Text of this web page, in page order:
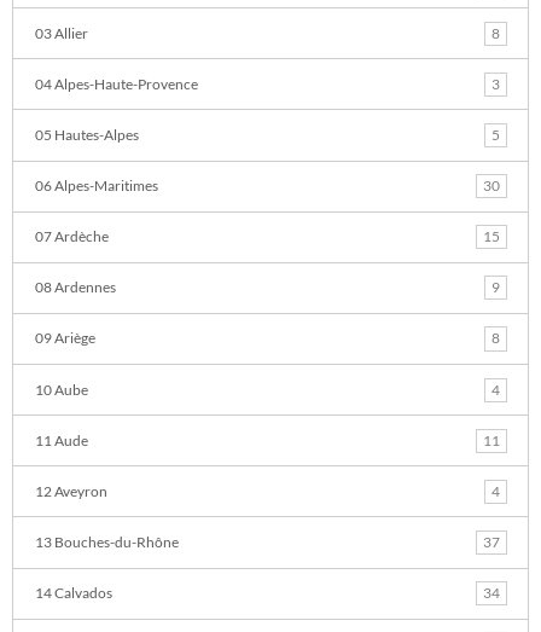
03 Allier 8
04 Alpes-Haute-Provence 3
05 Hautes-Alpes 5
06 Alpes-Maritimes 30
07 Ardèche 15
08 Ardennes 9
09 Ariège 8
10 Aube 4
11 Aude 11
12 Aveyron 4
13 Bouches-du-Rhône 37
14 Calvados 34